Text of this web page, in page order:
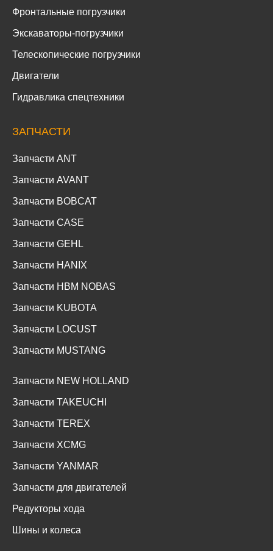
Фронтальные погрузчики
Экскаваторы-погрузчики
Телескопические погрузчики
Двигатели
Гидравлика спецтехники
ЗАПЧАСТИ
Запчасти ANT
Запчасти AVANT
Запчасти BOBCAT
Запчасти CASE
Запчасти GEHL
Запчасти HANIX
Запчасти HBM NOBAS
Запчасти KUBOTA
Запчасти LOCUST
Запчасти MUSTANG
Запчасти NEW HOLLAND
Запчасти TAKEUCHI
Запчасти TEREX
Запчасти XCMG
Запчасти YANMAR
Запчасти для двигателей
Редукторы хода
Шины и колеса